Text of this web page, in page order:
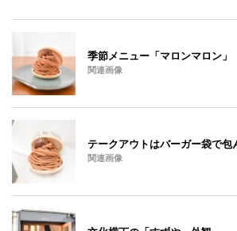
季節メニュー「マロンマロン」
関連画像
テークアウトはバーガー袋で包
関連画像